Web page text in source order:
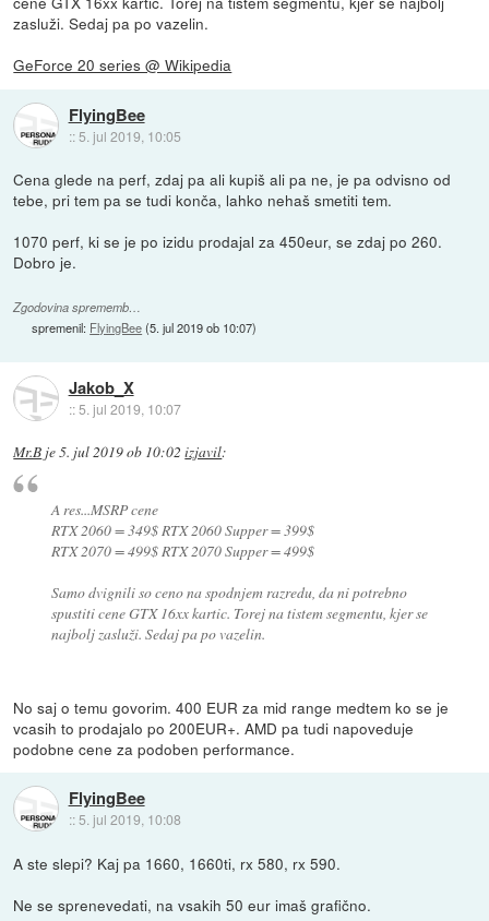
zasluži. Sedaj pa po vazelin.
GeForce 20 series @ Wikipedia
FlyingBee
:: 5. jul 2019, 10:05
Cena glede na perf, zdaj pa ali kupiš ali pa ne, je pa odvisno od
tebe, pri tem pa se tudi konča, lahko nehaš smetiti tem.
1070 perf, ki se je po izidu prodajal za 450eur, se zdaj po 260.
Dobro je.
Zgodovina sprememb…
spremenil: FlyingBee(5. jul 2019 ob 10:07)
Jakob_X
::5. jul 2019, 10:07
Mr.B je5. jul 2019 ob 10:02 izjavil:
A res...MSRP cene
RTX 2060 = 349$ RTX 2060 Supper = 399$
RTX 2070 = 499$ RTX 2070 Supper = 499$
Samo dvignili so ceno na spodnjem razredu, da ni potrebno
spustiti cene GTX 16xx kartic. Torej na tistem segmentu, kjer se
najbolj zasluži. Sedaj pa po vazelin.
No saj o temu govorim. 400 EUR za mid range medtem ko se je
vcasih to prodajalo po 200EUR+. AMD pa tudi napoveduje
podobne cene za podoben performance.
FlyingBee
:: 5. jul 2019, 10:08
A ste slepi? Kaj pa 1660, 1660ti, rx 580, rx 590.
Ne se sprenevedati, na vsakih 50 eur imaš grafično.